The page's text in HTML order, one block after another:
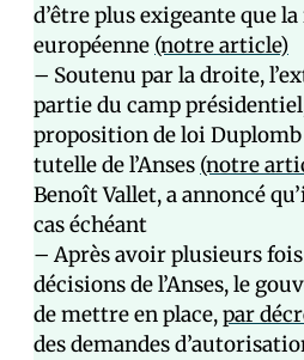
d’être plus exigeante que
européenne (notre article)
– Soutenu par la droite,
partie du camp
proposition de loi
tutelle de l’Anses (notre
Benoît Vallet, a annoncé
cas échéant
– Après avoir plusieurs
décisions de l’Anses, le
de mettre en place,par
des demandes